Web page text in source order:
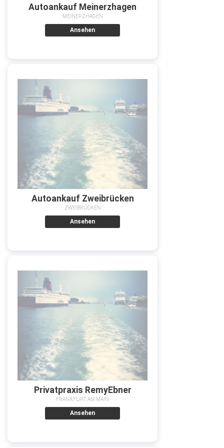
Autoankauf Meinerzhagen
MEINERZHAGEN
Ansehen
Autoankauf Zweibrücken
ZWEIBRÜCKEN
Ansehen
Privatpraxis RemyEbner
FRANKFURT AM MAIN
Ansehen